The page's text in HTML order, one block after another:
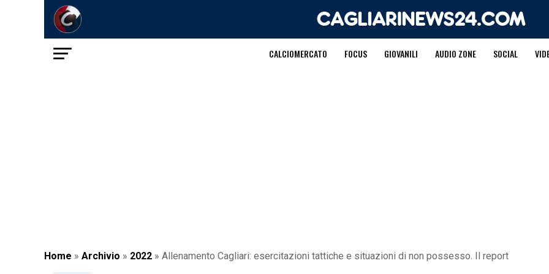
CALCIOMERCATO FOCUS GIOVANILI AUDIO ZONE SOCIAL
Home » Archivio » 2022 » Allenamento Cagliari: esercitazioni tattiche e situazioni di non possesso. Il report